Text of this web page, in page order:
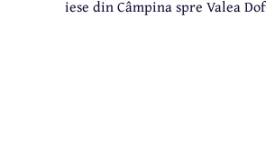
iese din Câmpina spre Valea